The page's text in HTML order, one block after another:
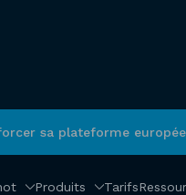
sa plateforme
Produits Tarifs